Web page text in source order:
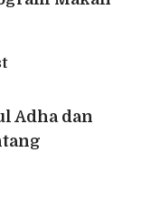
Adha dan